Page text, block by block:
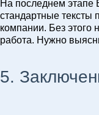
На последнем этапе
стандартные тексты
компании. Без этого
работа. Нужно
5.